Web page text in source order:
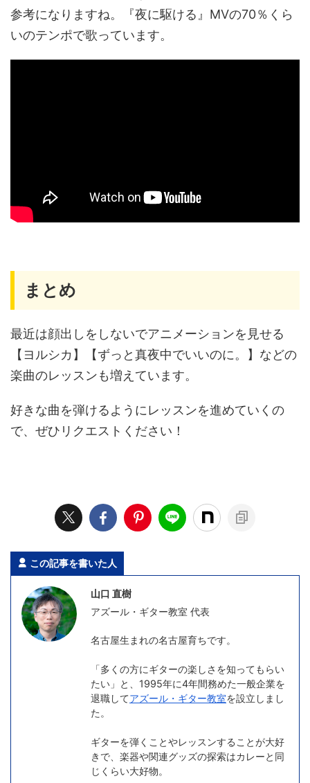
参考になりますね。『夜に駆ける』MVの70％くら
いのテンポで歌っています。
まとめ
最近は顔出しをしないでアニメーションを見せる
【ヨルシカ】【ずっと真夜中でいいのに。】などの
楽曲のレッスンも増えています。
好きな曲を弾けるようにレッスンを進めていくの
で、ぜひリクエストください！
この記事を書いた人
山口 直樹
アズール・ギター教室 代表
名古屋生まれの名古屋育ちです。
「多くの方にギターの楽しさを知ってもらい
たい」と、1995年に4年間務めた一般企業を
退職してアズール・ギター教室を設立しまし
た。
ギターを弾くことやレッスンすることが大好
きで、楽器や関連グッズの探索はカレーと同
じくらい大好物。